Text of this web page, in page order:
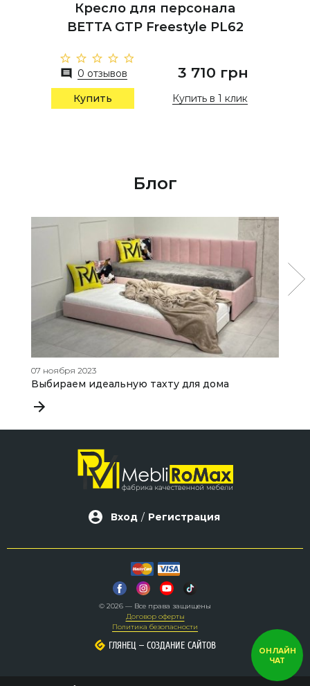
Кресло для персонала
BETTA GTP Freestyle PL62
0 отзывов 3 710 грн
Купить Купить в 1 клик
Блог
07 ноября 2023
Выбираем идеальную тахту для дома
Вход / Регистрация
© 2026 — Все права защищены
Договор оферты
Политика безопасности
ГЛЯНЕЦ– СОЗДАНИЕ САЙТОВ
ГЛЯНЕЦ– СОЗДАНИЕ САЙТОВ
ОНЛАЙН
ЧАТ